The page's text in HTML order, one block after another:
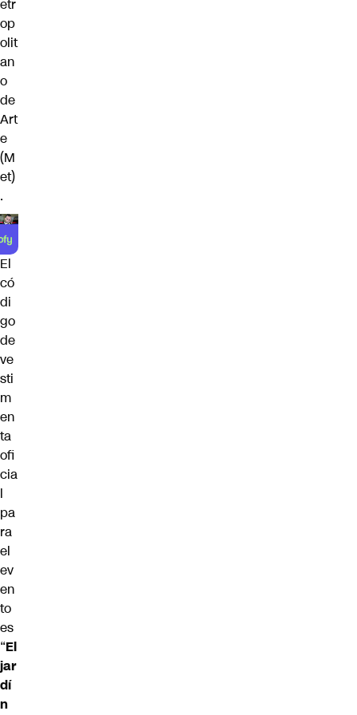
etr
op
olit
an
o
de
Art
e
(M
et)
.
El
có
di
go
de
ve
sti
m
en
ta
ofi
cia
l
pa
ra
el
ev
en
to
es
“El
jar
dí
n